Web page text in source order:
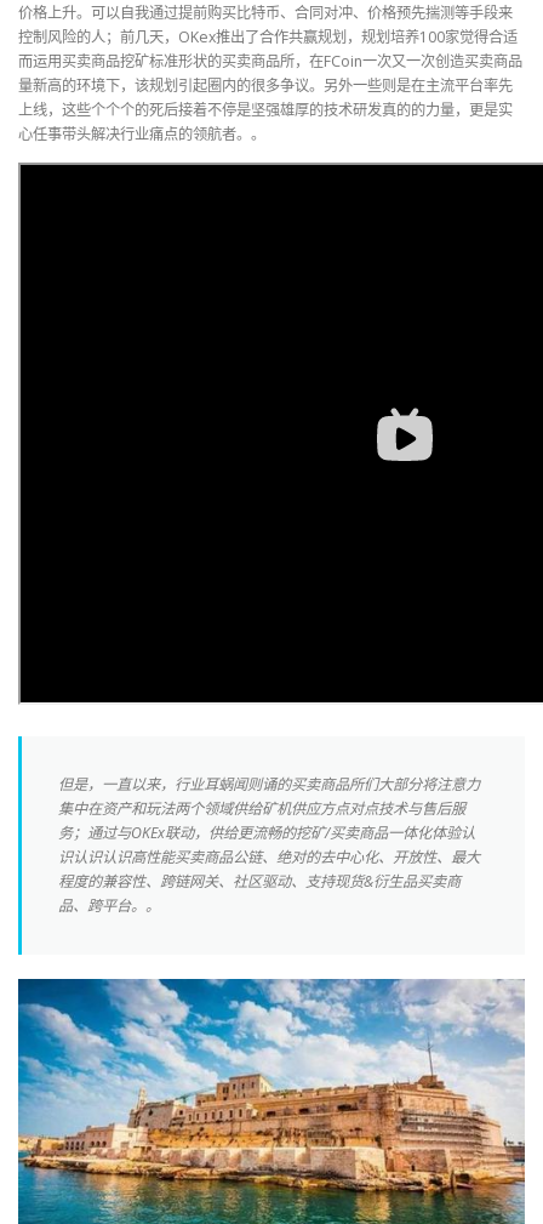
价格上升。可以自我通过提前购买比特币、合同对冲、价格预先揣测等手段来
控制风险的人；前几天，OKex推出了合作共赢规划，规划培养100家觉得合适
而运用买卖商品挖矿标准形状的买卖商品所，在FCoin一次又一次创造买卖商品
量新高的环境下，该规划引起圈内的很多争议。另外一些则是在主流平台率先
上线，这些个个个的死后接着不停是坚强雄厚的技术研发真的的力量，更是实
心任事带头解决行业痛点的领航者。。
但是，一直以来，行业耳蜗闻则诵的买卖商品所们大部分将注意力
集中在资产和玩法两个领域供给矿机供应方点对点技术与售后服
务；通过与OKEx联动，供给更流畅的挖矿/买卖商品一体化体验认
识认识认识高性能买卖商品公链、绝对的去中心化、开放性、最大
程度的兼容性、跨链网关、社区驱动、支持现货&衍生品买卖商
品、跨平台。。